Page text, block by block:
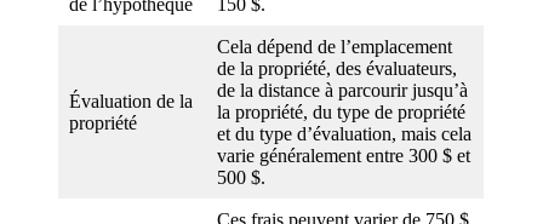
Évaluation de la
propriété
Cela dépend de l’emplacement
de la propriété, des évaluateurs,
de la distance à parcourir jusqu’à
la propriété, du type de propriété
et du type d’évaluation, mais cela
varie généralement entre 300 $ et
500 $.
Ces frais peuvent varier de 750 $